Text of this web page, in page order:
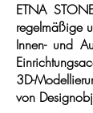
ETNA
regelmäßige
Innen- und
3D-
von